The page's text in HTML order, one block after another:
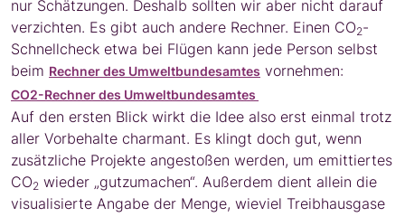
nur Schätzungen. Deshalb sollten wir aber nicht darauf
verzichten. Es gibt auch andere Rechner. Einen CO2-
Schnellcheck etwa bei Flügen kann jede Person selbst
beim Rechner des Umweltbundesamtes vornehmen:
CO2-Rechner des Umweltbundesamtes
Auf den ersten Blick wirkt die Idee also erst einmal trotz
aller Vorbehalte charmant. Es klingt doch gut, wenn
zusätzliche Projekte angestoßen werden, um emittiertes
CO2 wieder „gutzumachen“. Außerdem dient allein die
visualisierte Angabe der Menge, wieviel Treibhausgase